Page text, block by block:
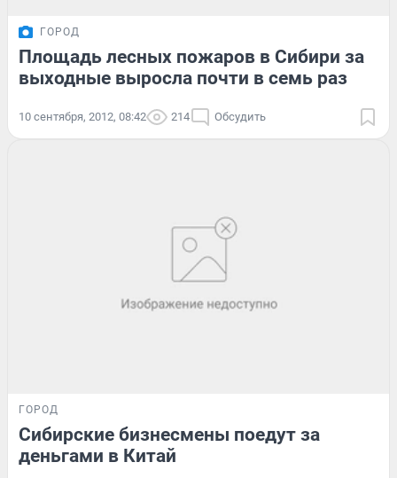
ГОРОД
Площадь лесных пожаров в Сибири за
выходные выросла почти в семь раз
10 сентября, 2012, 08:42 214 Обсудить
ГОРОД
Сибирские бизнесмены поедут за
деньгами в Китай